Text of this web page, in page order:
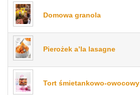
Domowa granola
Pierożek a’la lasagne
Tort śmietankowo-owocowy